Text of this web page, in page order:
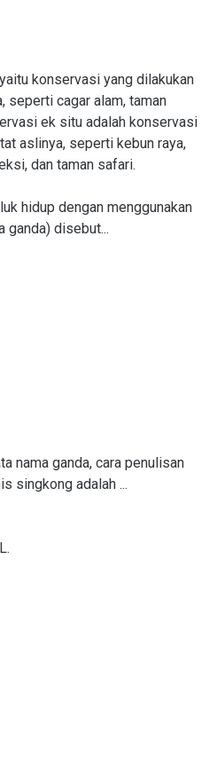
konservasi yang dilakukan
seperti cagar alam, taman
ek situ adalah konservasi
aslinya, seperti kebun raya,
dan taman safari.
hidup dengan menggunakan
ganda) disebut...
nama ganda, cara penulisan
singkong adalah ...